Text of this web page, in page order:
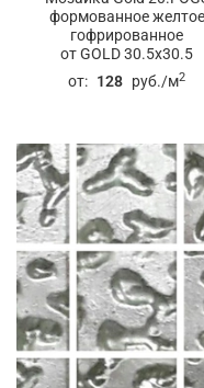
формованное желтое
гофрированное
от GOLD 30.5x30.5
от: 128 руб./м2